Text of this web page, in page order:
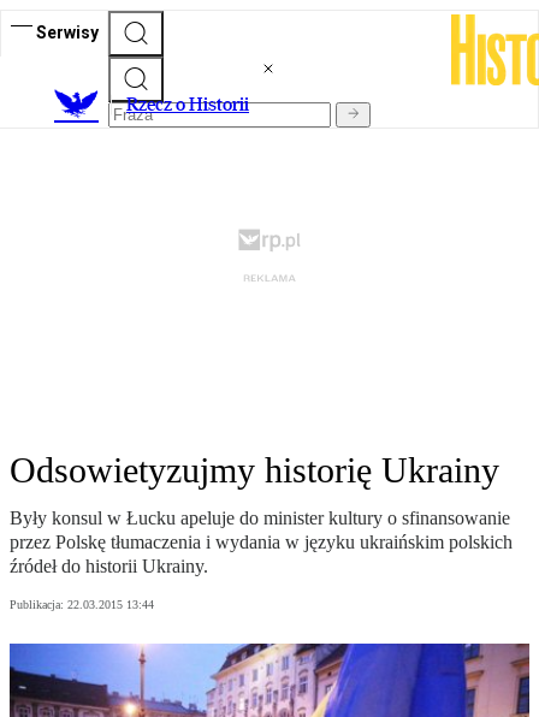
Serwisy
Rzecz o Historii
Odsowietyzujmy historię Ukrainy
Były konsul w Łucku apeluje do minister kultury o sfinansowanie
przez Polskę tłumaczenia i wydania w języku ukraińskim polskich
źródeł do historii Ukrainy.
Publikacja: 22.03.2015 13:44